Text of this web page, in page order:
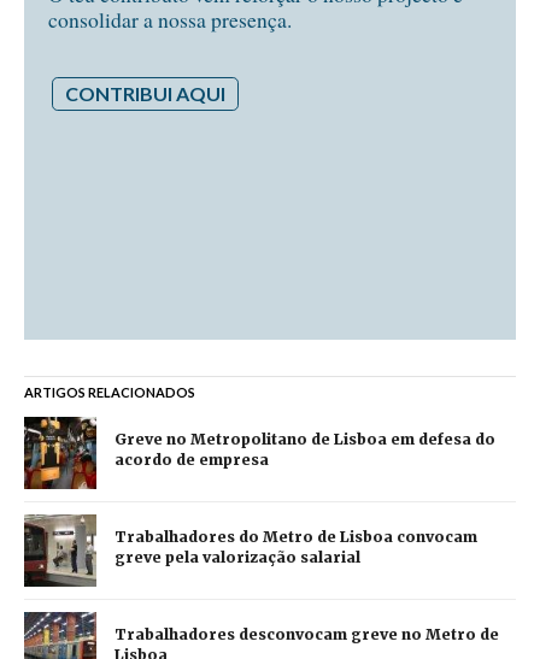
consolidar a nossa presença.
CONTRIBUI AQUI
ARTIGOS RELACIONADOS
Greve no Metropolitano de Lisboa em defesa do
acordo de empresa
Trabalhadores do Metro de Lisboa convocam
greve pela valorização salarial
Trabalhadores desconvocam greve no Metro de
Lisboa